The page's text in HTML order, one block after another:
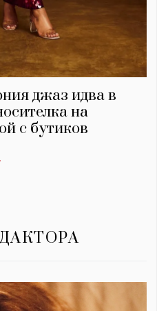
джаз идва в
на
с бутиков